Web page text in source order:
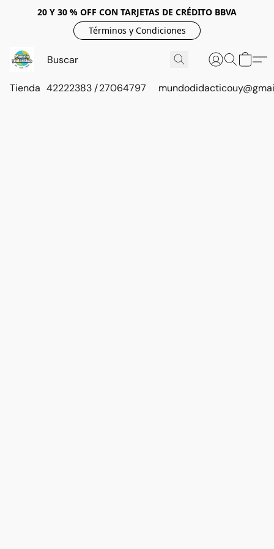
20 Y 30 % OFF CON TARJETAS DE CRÉDITO BBVA
Términos y Condiciones
Tienda 42222383 / 27064797